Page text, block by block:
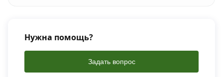
Нужна помощь?
Задать вопрос